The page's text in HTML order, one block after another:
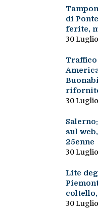
di
ferite,
30
Traffico
30
sul
25enne
30
Lite
30